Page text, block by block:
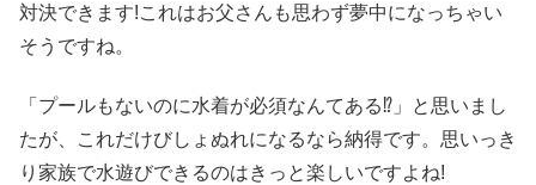
対決できます!これはお父さんも思わず夢中になっちゃい
そうですね。
「プールもないのに水着が必須なんてある⁉」と思いまし
たが、これだけびしょぬれになるなら納得です。思いっき
り家族で水遊びできるのはきっと楽しいですよね!